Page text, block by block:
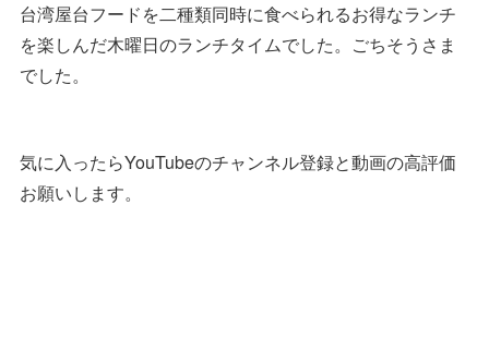
台湾屋台フードを二種類同時に食べられるお得なランチ
を楽しんだ木曜日のランチタイムでした。ごちそうさま
でした。
気に入ったらYouTubeのチャンネル登録と動画の高評価
お願いします。